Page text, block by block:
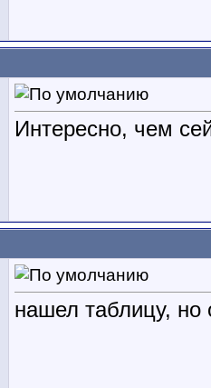
Интересно, чем
нашел таблицу, но